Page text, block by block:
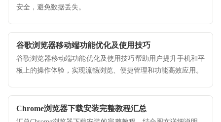
安全，避免数据丢失。
谷歌浏览器移动端功能优化及使用技巧
谷歌浏览器移动端功能优化及使用技巧帮助用户提升手机和平
板上的操作体验，实现流畅浏览、便捷管理和功能高效应用。
Chrome浏览器下载安装完整教程汇总